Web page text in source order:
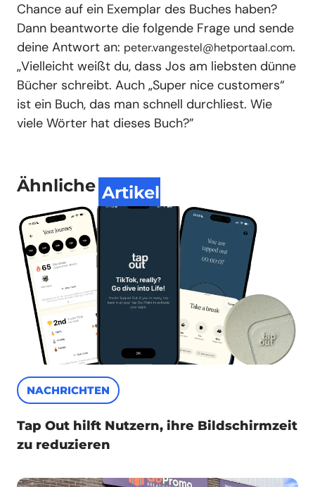
Chance auf ein Exemplar des Buches haben?
Dann beantworte die folgende Frage und sende
deine Antwort an: peter.vangestel@hetportaal.com.
„Vielleicht weißt du, dass Jos am liebsten dünne
Bücher schreibt. Auch „Super nice customers“
ist ein Buch, das man schnell durchliest. Wie
viele Wörter hat dieses Buch?”
Ähnliche Artikel
NACHRICHTEN
Tap Out hilft Nutzern, ihre Bildschirmzeit
zu reduzieren